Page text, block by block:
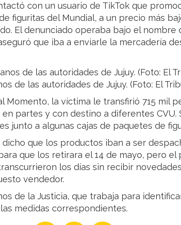
con un usuario de TikTok que
figuritas del Mundial, a un precio más
El denunciado operaba bajo el nombre
que iba a enviarle la mercadería
de las autoridades de Jujuy. (Foto: El
Momento, la víctima le transfirió 715 mil
partes y con destino a diferentes CVU.
junto a algunas cajas de paquetes de
que los productos iban a ser
que los retirara el 14 de mayo, pero el
los días sin recibir
vendedor.
de la Justicia, que trabaja para
medidas correspondientes.